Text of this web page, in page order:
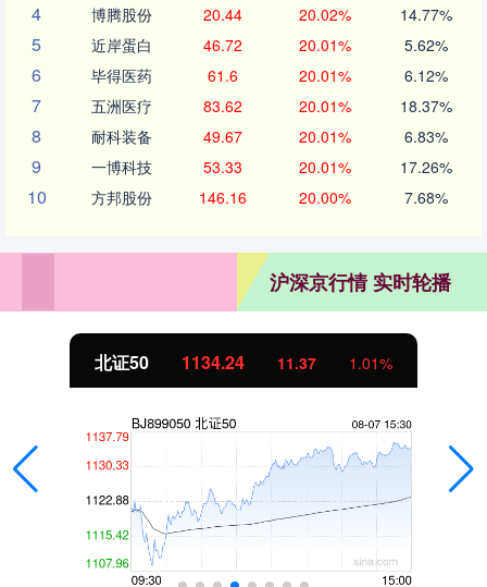
4 博腾股份 20.44 20.02% 14.77%
5 近岸蛋白 46.72 20.01% 5.62%
6 毕得医药 61.6 20.01% 6.12%
7 五洲医疗 83.62 20.01% 18.37%
8 耐科装备 49.67 20.01% 6.83%
9 一博科技 53.33 20.01% 17.26%
10 方邦股份 146.16 20.00% 7.68%
沪深京行情 实时轮播
北证50 1134.24 11.37 1.01%